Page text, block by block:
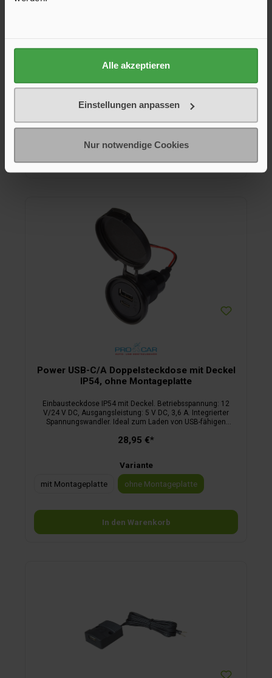
Alle akzeptieren
Einstellungen anpassen
Nur notwendige Cookies
Adapter für die Stromversorgung mit großen Steckern ø 21
11,25 €*
Power USB-C/A Doppelsteckdose mit Deckel
IP54, ohne Montageplatte
Einbausteckdose IP54 mit Deckel. Betriebsspannung: 12
V/24 V DC, Ausgangsleistung: 5 V DC, 3,6 A. Integrierter
Spannungswandler. Ideal zum Laden von USB-fähigen
28,95 €*
Variante
mit Montageplatte
ohne Montageplatte
In den Warenkorb